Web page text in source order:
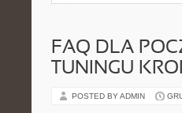
FAQ DLA
TUNINGU
POSTED BY ADMIN